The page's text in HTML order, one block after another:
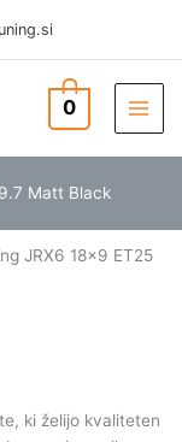
0
Matt Black
JRX6 18×9 ET25
ki želijo kvaliteten